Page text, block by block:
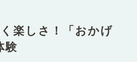
楽しさ！「おかげ
験